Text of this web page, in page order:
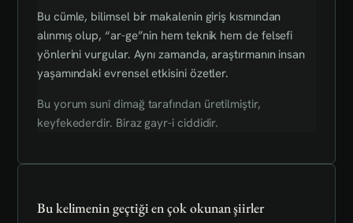
Bu cümle, bilimsel bir makalenin giriş kısmından
alınmış olup, “ar-ge”nin hem teknik hem de felsefi
yönlerini vurgular. Aynı zamanda, araştırmanın insan
yaşamındaki evrensel etkisini özetler.
Bu yorum sunî dimağ tarafından üretilmiştir,
keyfekederdir. Biraz gayr-i ciddidir.
Bu kelimenin geçtiği en çok okunan şiirler